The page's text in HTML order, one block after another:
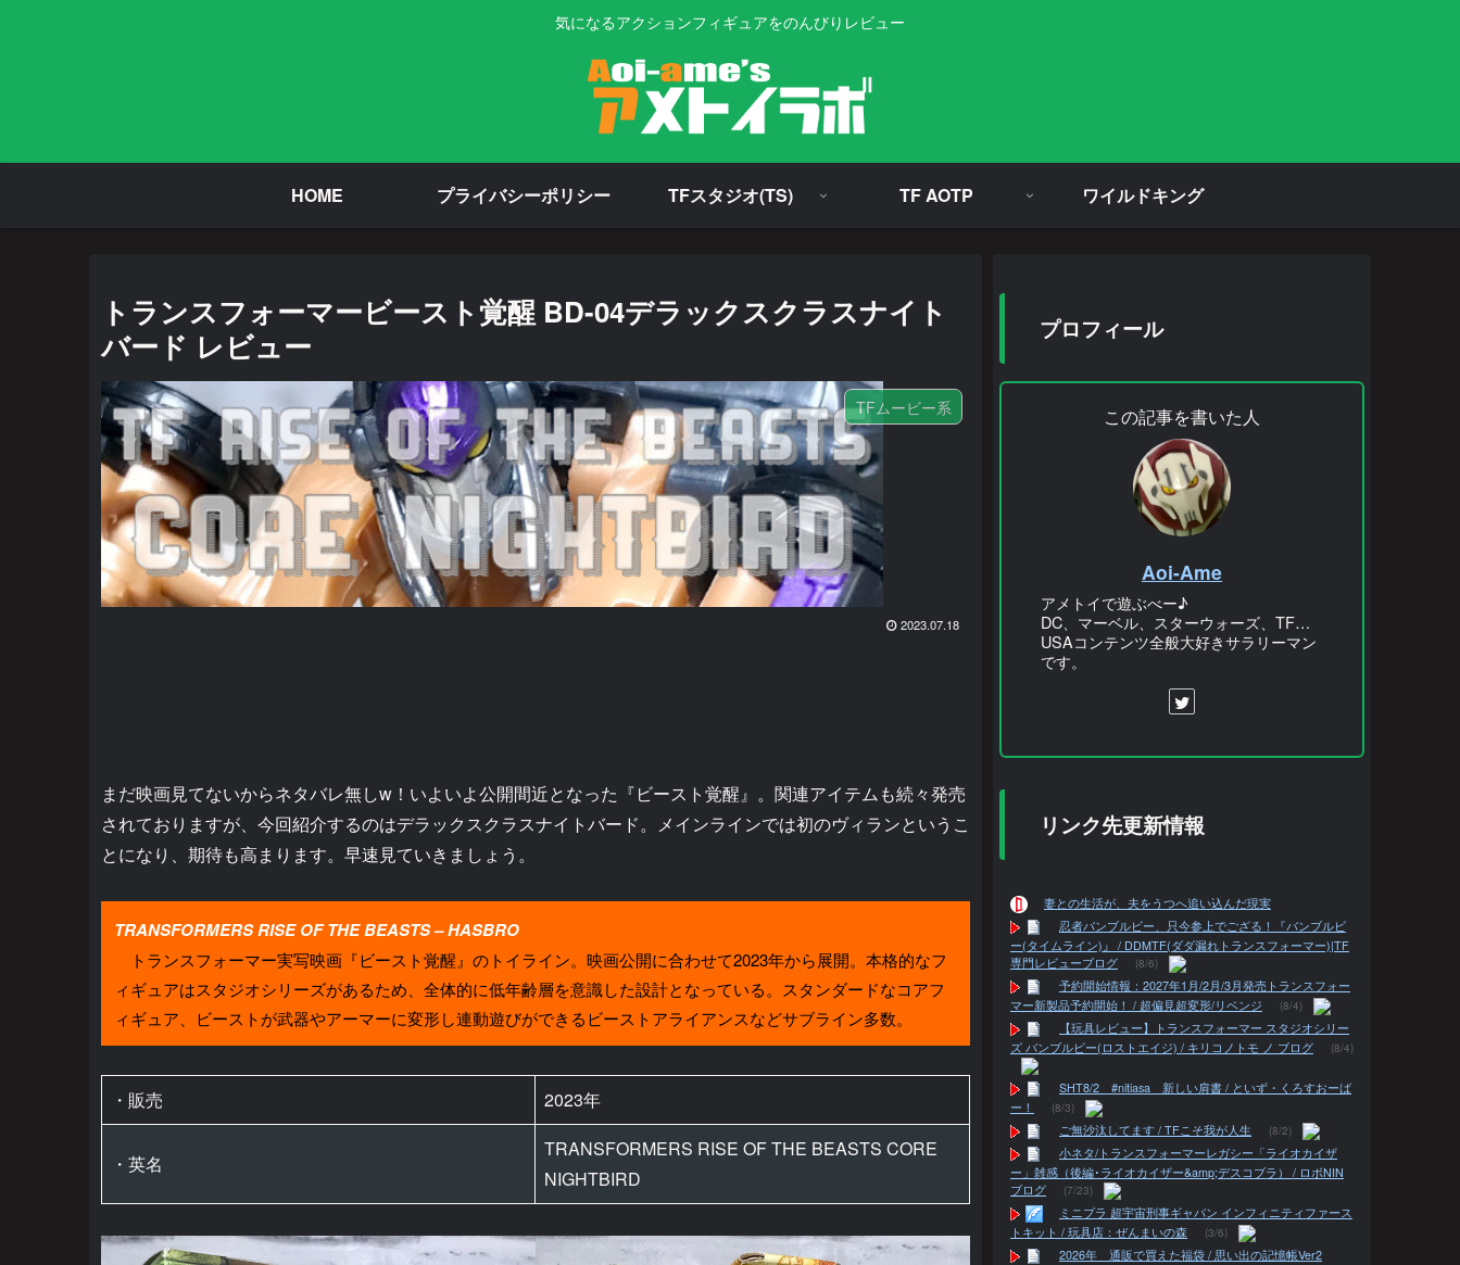
気になるアクションフィギュアをのんびりレビュー
HOME プライバシーポリシー TFスタジオ(TS) TF AOTP ワイルドキング
トランスフォーマービースト覚醒 BD-04デラックスクラスナイト
バード レビュー
TFムービー系
2023.07.18
まだ映画見てないからネタバレ無しw！いよいよ公開間近となった『ビースト覚醒』。関連アイテムも続々発売
されておりますが、今回紹介するのはデラックスクラスナイトバード。メインラインでは初のヴィランというこ
とになり、期待も高まります。早速見ていきましょう。
TRANSFORMERS RISE OF THE BEASTS – HASBRO
トランスフォーマー実写映画『ビースト覚醒』のトイライン。映画公開に合わせて2023年から展開。本格的なフ
ィギュアはスタジオシリーズがあるため、全体的に低年齢層を意識した設計となっている。スタンダードなコアフ
ィギュア、ビーストが武器やアーマーに変形し連動遊びができるビーストアライアンスなどサブライン多数。
・販売 2023年
・英名
TRANSFORMERS RISE OF THE BEASTS CORE
NIGHTBIRD
プロフィール
この記事を書いた人
Aoi-Ame
アメトイで遊ぶべー♪
DC、マーベル、スターウォーズ、TF…
USAコンテンツ全般大好きサラリーマン
です。
リンク先更新情報
妻との生活が、夫をうつへ追い込んだ現実
忍者バンブルビー、只今参上でござる！『バンブルビ
ー(タイムライン)』 / DDMTF(ダダ漏れトランスフォーマー)|TF
専門レビューブログ
(8/6)
予約開始情報：2027年1月/2月/3月発売トランスフォー
マー新製品予約開始！ / 超偏見超変形/リベンジ
(8/4)
【玩具レビュー】トランスフォーマー スタジオシリー
ズ バンブルビー(ロストエイジ) / キリコノトモ ノ ブログ
(8/4)
SHT8/2 #nitiasa 新しい肩書 / といず・くろすおーば
ー！
(8/3)
ご無沙汰してます / TFこそ我が人生 (8/2)
小ネタ/トランスフォーマーレガシー「ライオカイザ
ー」雑感（後編･ライオカイザー&amp;デスコブラ） / ロボNIN
ブログ
(7/23)
ミニプラ 超宇宙刑事ギャバン インフィニティファース
トキット / 玩具店：ぜんまいの森
(3/6)
2026年 通販で買えた福袋 / 思い出の記憶帳Ver2